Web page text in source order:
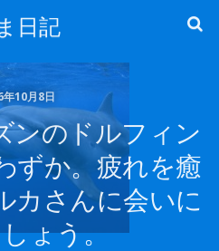
日記
10月8日
ンのドルフィン
ずか。疲れを癒
カさんに会いに
ょう。